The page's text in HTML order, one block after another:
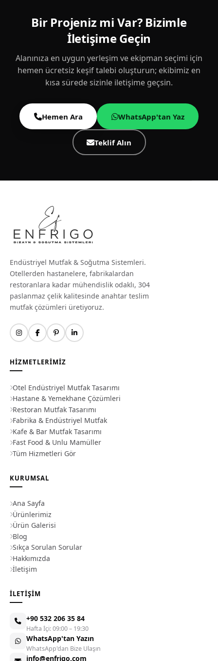
Bir Projeniz mi Var? Bizimle
İletişime Geçin
Alanınıza en uygun yerleşim ve ekipman seçimi için
hemen ücretsiz keşif talebi oluşturun; ekibimiz en
kısa sürede sizinle iletişime geçsin.
Hemen Ara WhatsApp'tan Yaz
Teklif Alın
Endüstriyel Mutfak & Soğutma Sistemleri.
Otellerden hastanelere, fabrikalardan
restoranlara kadar mühendislik odaklı, 304
paslanmaz çelik kalitesinde anahtar teslim
mutfak çözümleri üretiyoruz.
HIZMETLERIMIZ
Otel Endüstriyel Mutfak Tasarımı
Hastane & Yemekhane Çözümleri
Restoran Mutfak Tasarımı
Fabrika & Endüstriyel Mutfak
Kafe & Bar Mutfak Tasarımı
Fast Food & Unlu Mamüller
Tüm Hizmetleri Gör
KURUMSAL
Ana Sayfa
Ürünlerimiz
Ürün Galerisi
Blog
Sıkça Sorulan Sorular
Hakkımızda
İletişim
İLETIŞIM
+90 532 206 35 84
Hafta İçi: 09:00 – 19:30
WhatsApp'tan Yazın
WhatsApp'dan Bize Ulaşın
info@enfrigo.com